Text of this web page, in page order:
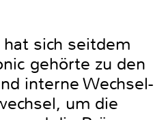
sich seitdem
gehörte zu den
interne Wechsel-
um die